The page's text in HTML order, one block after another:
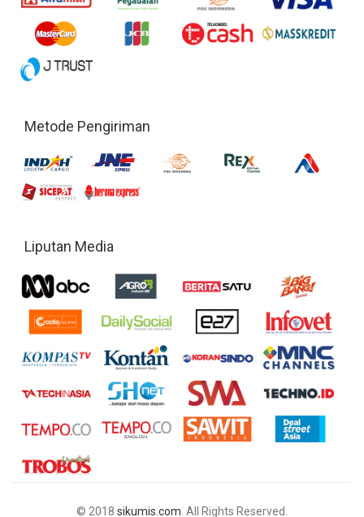
Metode Pengiriman
Liputan Media
© 2018 sikumis.com . All Rights Reserved.